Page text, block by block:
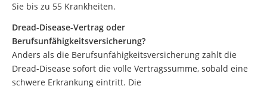
Sie bis zu 55 Krankheiten.
Dread-Disease-Vertrag oder
Berufsunfähigkeitsversicherung?
Anders als die Berufsunfähigkeitsversicherung zahlt die
Dread-Disease sofort die volle Vertragssumme, sobald eine
schwere Erkrankung eintritt. Die